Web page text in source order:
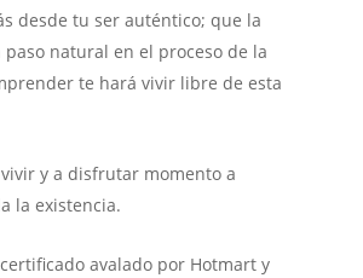
desde tu ser auténtico; que la
natural en el proceso de la
te hará vivir libre de esta
y a disfrutar momento a
la existencia.
avalado por Hotmart y